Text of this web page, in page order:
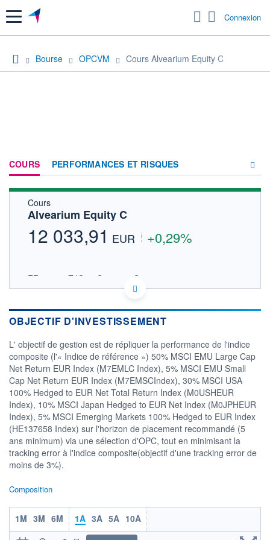
Menu Connexion
Bourse OPCVM Cours Alvearium Equity C
COURS PERFORMANCES ET RISQUES
FORUM
Cours
Alvearium Equity C
12 033,91 EUR +0,29%
FR001400ZJO8 - Sapienta Gestion
OPCVM DERNIER COURS CONNU AU 05/08/2026
04/12 07/04 04/08
10 000
11 000
CATÉGORIE MORNINGSTAR
Actions International Gdes
Cap. Mixte
FONDS PARTENAIRES
TARIFS PRIVILÉGIÉS 0%
PEA
Non éligible Boursobank
ACTIF NET (EUR)
OBJECTIF D'INVESTISSEMENT
L' objectif de gestion est de répliquer la performance de l'indice
composite (l'« Indice de référence ») 50% MSCI EMU Large Cap
Net Return EUR Index (M7EMLC Index), 5% MSCI EMU Small
Cap Net Return EUR Index (M7EMSCIndex), 30% MSCI USA
100% Hedged to EUR Net Total Return Index (M0USHEUR
Index), 10% MSCI Japan Hedged to EUR Net Index (M0JPHEUR
Index), 5% MSCI Emerging Markets 100% Hedged to EUR Index
(HE137658 Index) sur l'horizon de placement recommandé (5
ans minimum) via une sélection d'OPC, tout en minimisant la
tracking error à l'indice composite(objectif d'une tracking error de
moins de 3%).
Composition
1M 3M 6M 1A 3A 5A 10A